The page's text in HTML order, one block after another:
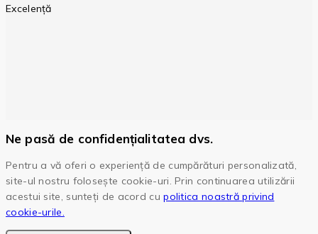
Excelență
Ne pasă de confidențialitatea dvs.
Pentru a vă oferi o experiență de cumpărături personalizată,
site-ul nostru folosește cookie-uri. Prin continuarea utilizării
acestui site, sunteți de acord cupolitica noastră privind
cookie-urile.